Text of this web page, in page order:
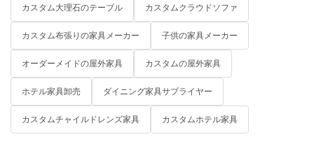
カスタム大理石のテーブル カスタムクラウドソファ
カスタム布張りの家具メーカー 子供の家具メーカー
オーダーメイドの屋外家具 カスタムの屋外家具
ホテル家具卸売 ダイニング家具サプライヤー
カスタムチャイルドレンズ家具 カスタムホテル家具